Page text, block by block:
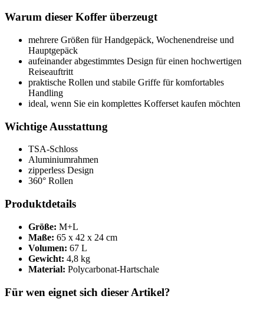
Warum dieser Koffer überzeugt
mehrere Größen für Handgepäck, Wochenendreise und
Hauptgepäck
aufeinander abgestimmtes Design für einen hochwertigen
Reiseauftritt
praktische Rollen und stabile Griffe für komfortables
Handling
ideal, wenn Sie ein komplettes Kofferset kaufen möchten
Wichtige Ausstattung
TSA-Schloss
Aluminiumrahmen
zipperless Design
360° Rollen
Produktdetails
Größe: M+L
Maße: 65 x 42 x 24 cm
Volumen: 67 L
Gewicht: 4,8 kg
Material: Polycarbonat-Hartschale
Für wen eignet sich dieser Artikel?